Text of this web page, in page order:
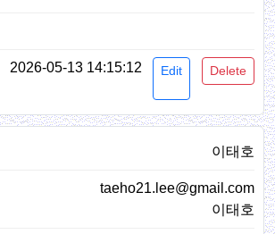
2026-05-13 14:15:12 Edit Delete
이태호
taeho21.lee@gmail.com
이태호